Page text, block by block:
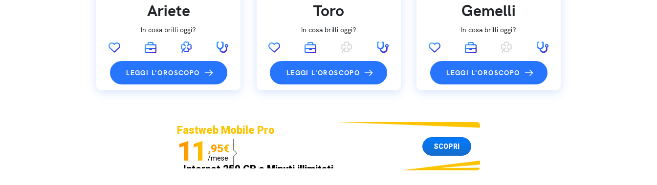
Ariete
In cosa brilli oggi?
LEGGI L'OROSCOPO
Toro
In cosa brilli oggi?
LEGGI L'OROSCOPO
Gemelli
In cosa brilli oggi?
LEGGI L'OROSCOPO
Fastweb Mobile Pro
11 ,95€
/mese
Internet 250 GB e Minuti illimitati
SCOPRI